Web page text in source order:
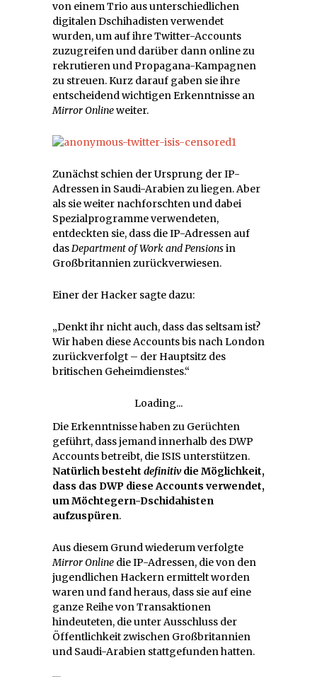
von einem Trio aus unterschiedlichen
digitalen Dschihadisten verwendet
wurden, um auf ihre Twitter-Accounts
zuzugreifen und darüber dann online zu
rekrutieren und Propagana-Kampagnen
zu streuen. Kurz darauf gaben sie ihre
entscheidend wichtigen Erkenntnisse an
Mirror Onlineweiter.
Zunächst schien der Ursprung der IP-
Adressen in Saudi-Arabien zu liegen. Aber
als sie weiter nachforschten und dabei
Spezialprogramme verwendeten,
entdeckten sie, dass die IP-Adressen auf
dasDepartment of Work and Pensionsin
Großbritannien zurückverwiesen.
Einer der Hacker sagte dazu:
„Denkt ihr nicht auch, dass das seltsam ist?
Wir haben diese Accounts bis nach London
zurückverfolgt – der Hauptsitz des
britischen Geheimdienstes.“
Loading...
Die Erkenntnisse haben zu Gerüchten
geführt, dass jemand innerhalb des DWP
Accounts betreibt, die ISIS unterstützen.
Natürlich besteht definitivdie Möglichkeit,
dass das DWP diese Accounts verwendet,
um Möchtegern-Dschidahisten
aufzuspüren.
Aus diesem Grund wiederum verfolgte
Mirror Online die IP-Adressen, die von den
jugendlichen Hackern ermittelt worden
waren und fand heraus, dass sie auf eine
ganze Reihe von Transaktionen
hindeuteten, die unter Ausschluss der
Öffentlichkeit zwischen Großbritannien
und Saudi-Arabien stattgefunden hatten.